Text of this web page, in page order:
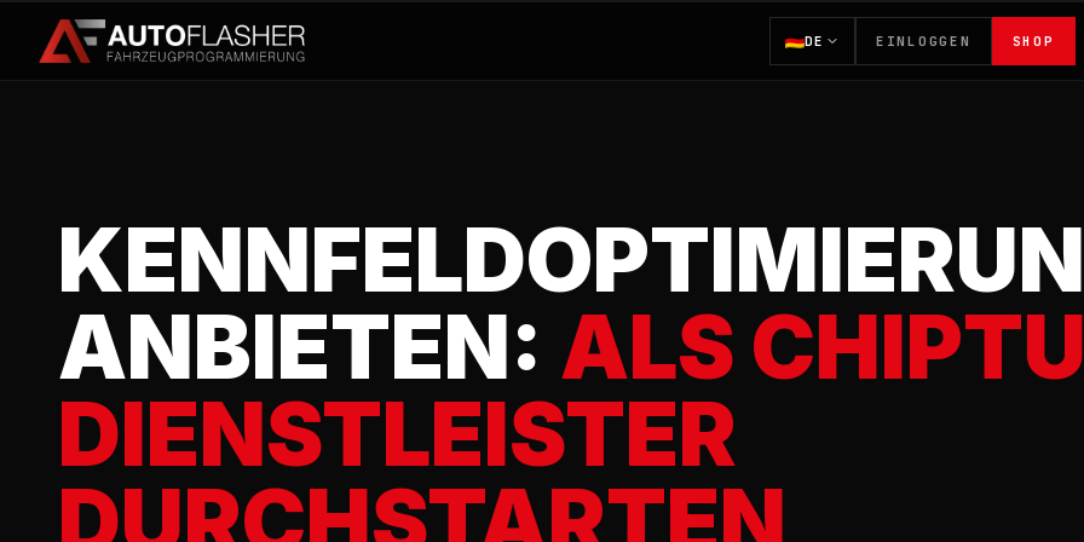
DE EINLOGGEN SHOP
ANBIETEN: ALS
DIENSTLEISTER
DURCHSTARTEN